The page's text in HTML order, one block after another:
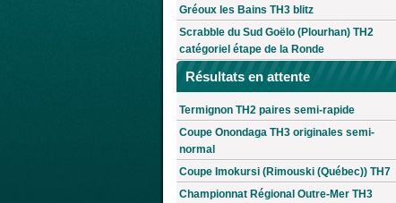
Gréoux les Bains TH3 blitz
Scrabble du Sud Goëlo (Plourhan) TH2
catégoriel étape de la Ronde
Résultats en attente
Termignon TH2 paires semi-rapide
Coupe Onondaga TH3 originales semi-
normal
Coupe Imokursi (Rimouski (Québec)) TH7
Championnat Régional Outre-Mer TH3